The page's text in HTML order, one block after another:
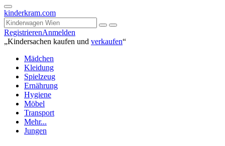
kinderkram.com
RegistrierenAnmelden
„Kindersachen kaufen und verkaufen“
Mädchen
Kleidung
Spielzeug
Ernährung
Hygiene
Möbel
Transport
Mehr...
Jungen